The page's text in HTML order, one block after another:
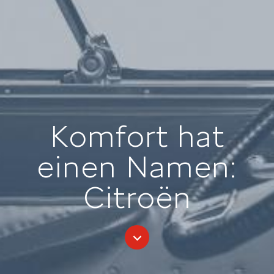
Komfort hat
einen Namen:
Citroën